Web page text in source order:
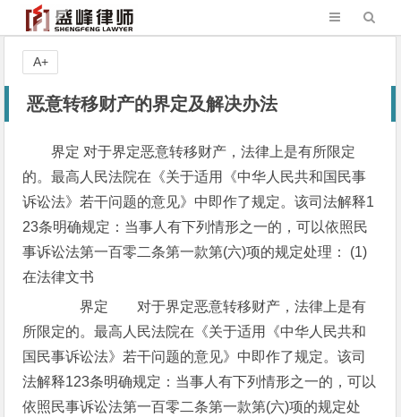
恶意转移财产的界定及解决办法
界定 对于界定恶意转移财产，法律上是有所限定
的。最高人民法院在《关于适用《中华人民共和国民事
诉讼法》若干问题的意见》中即作了规定。该司法解释1
23条明确规定：当事人有下列情形之一的，可以依照民
事诉讼法第一百零二条第一款第(六)项的规定处理： (1)
在法律文书
界定 对于界定恶意转移财产，法律上是有
所限定的。最高人民法院在《关于适用《中华人民共和
国民事诉讼法》若干问题的意见》中即作了规定。该司
法解释123条明确规定：当事人有下列情形之一的，可以
依照民事诉讼法第一百零二条第一款第(六)项的规定处
A+